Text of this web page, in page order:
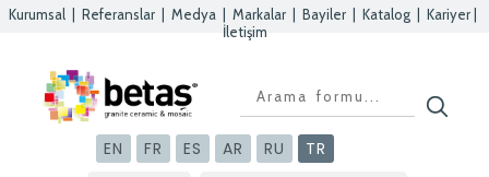
Kurumsal Referanslar Medya Markalar Bayiler Katalog Kariyer
İletişim
EN FR ES AR RU TR